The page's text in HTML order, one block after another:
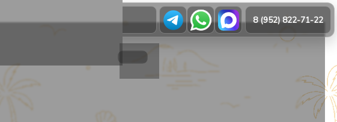
О нас 8 (952) 822-71-22